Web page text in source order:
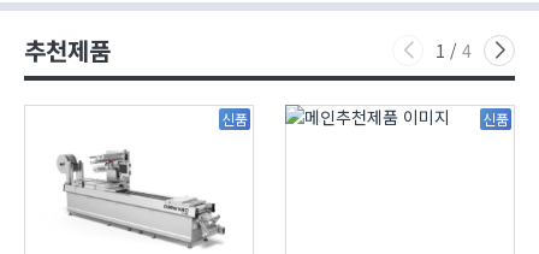
추천제품 1 / 4
신품 신품